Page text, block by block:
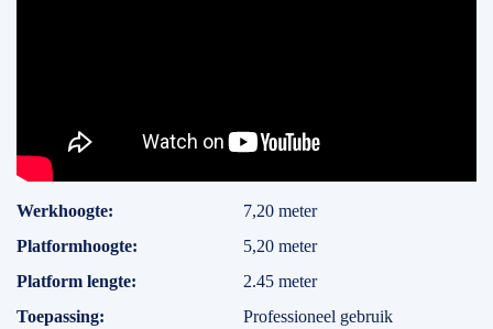
Specificaties
Werkhoogte
7,20 meter
Platformhoogte
5,20 meter
Platform lengte
2.45 meter
Toepassing
Professioneel gebruik